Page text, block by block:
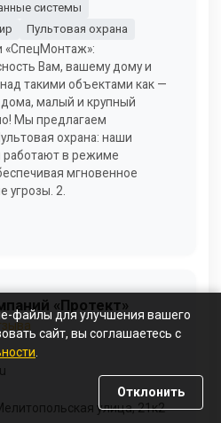
системы
Пультовая охрана
«СпецМонтаж»:
Вам, вашему дому и
такими объектами как —
малый и крупный
Мы предлагаем
охрана: наши
работают в режиме
мгновенное
угрозы. 2.
«Протект»
улица, 21к2
файлы для улучшения вашего
сайт, вы соглашаетесь с
Отклонить